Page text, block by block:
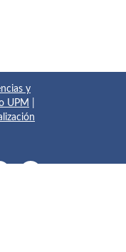
y
UPM